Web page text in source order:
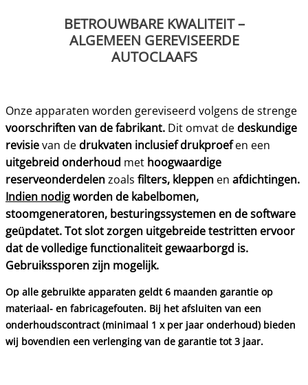
BETROUWBARE KWALITEIT –
ALGEMEEN GEREVISEERDE
AUTOCLAAFS
Onze apparaten worden gereviseerd volgens de strenge
voorschriften van de fabrikant. Dit omvat de deskundige
revisievan de drukvaten inclusief drukproefen een
uitgebreid onderhoud met hoogwaardige
reserveonderdelenzoals filters, kleppen en afdichtingen.
Indien nodigworden de kabelbomen,
stoomgeneratoren, besturingssystemen en de software
geüpdatet. Tot slot zorgen uitgebreide testritten ervoor
dat de volledige functionaliteit gewaarborgd is.
Gebruikssporen zijn mogelijk.
Op alle gebruikte apparaten geldt 6 maanden garantie op
materiaal- en fabricagefouten. Bij het afsluiten van een
onderhoudscontract (minimaal 1 x per jaar onderhoud) bieden
wij bovendien een verlenging van de garantie tot 3 jaar.